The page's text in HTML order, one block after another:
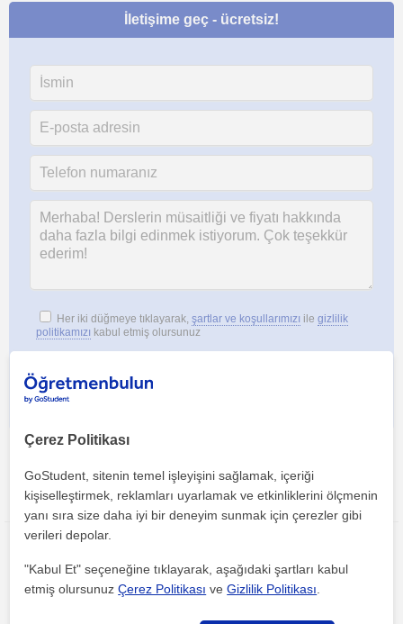
İletişime geç - ücretsiz!
Her iki düğmeye tıklayarak, şartlar ve koşullarımızı ile gizlilik
politikamızı kabul etmiş olursunuz
Bu ilanı paylaş veya e-posta ile gönder
Çerez Politikası
GoStudent, sitenin temel işleyişini sağlamak, içeriği
kişiselleştirmek, reklamları uyarlamak ve etkinliklerini ölçmenin
yanı sıra size daha iyi bir deneyim sunmak için çerezler gibi
verileri depolar.
"Kabul Et" seçeneğine tıklayarak, aşağıdaki şartları kabul
etmiş olursunuzÇerez Politikası veGizlilik Politikası